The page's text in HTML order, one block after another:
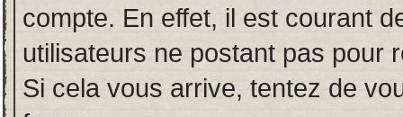
compte. En effet, il est courant
utilisateurs ne postant pas pour
Si cela vous arrive, tentez de